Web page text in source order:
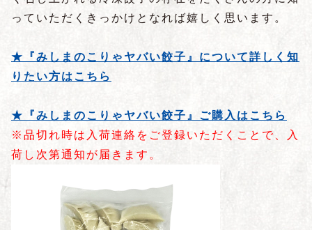
っていただくきっかけとなれば嬉しく思います。
★『みしまのこりゃヤバい餃子』について詳しく知
りたい方はこちら
★『みしまのこりゃヤバい餃子』ご購入はこちら
※品切れ時は入荷連絡をご登録いただくことで、入
荷し次第通知が届きます。